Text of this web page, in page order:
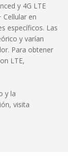
y 4G LTE
en
específicos. Las
y varían
Para obtener
LTE,
y la
visita